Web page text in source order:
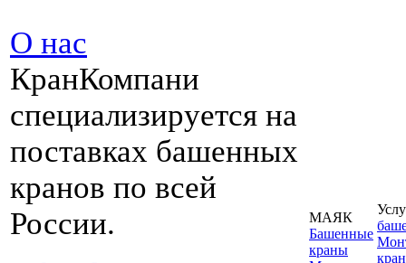
О нас
КранКомпани
специализируется на
поставках башенных
кранов по всей
России.
МАЯК
Башенные
краны